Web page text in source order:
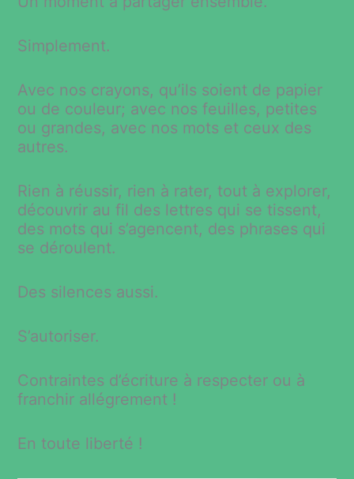
Simplement.
Avec nos crayons, qu’ils soient de papier
ou de couleur; avec nos feuilles, petites
ou grandes, avec nos mots et ceux des
autres.
Rien à réussir, rien à rater, tout à explorer,
découvrir au fil des lettres qui se tissent,
des mots qui s’agencent, des phrases qui
se déroulent.
Des silences aussi.
S’autoriser.
Contraintes d’écriture à respecter ou à
franchir allégrement !
En toute liberté !